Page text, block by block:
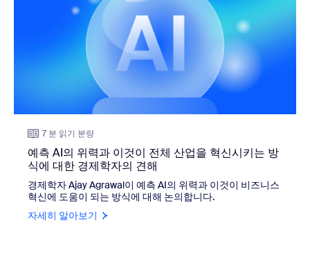
7 분 읽기 분량
예측 AI의 위력과 이것이 전체 산업을 혁신시키는 방
식에 대한 경제학자의 견해
경제학자 Ajay Agrawal이 예측 AI의 위력과 이것이 비즈니스
혁신에 도움이 되는 방식에 대해 논의합니다.
자세히 알아보기